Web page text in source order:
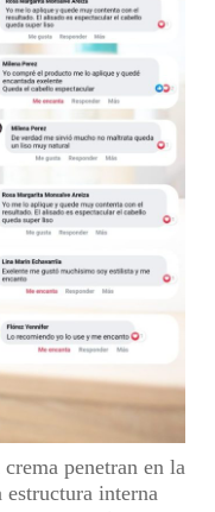
penetran en la
interna